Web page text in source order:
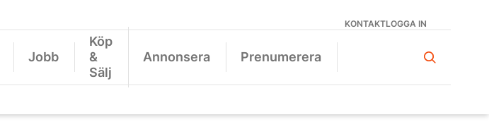
KONTAKTLOGGA IN
Jobb
Köp
&
Sälj
Annonsera Prenumerera